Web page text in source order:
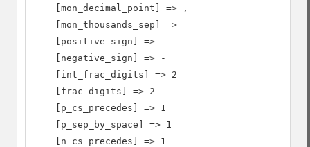
    [mon_decimal_point] => ,
    [mon_thousands_sep] =>
    [positive_sign] =>
    [negative_sign] => -
    [int_frac_digits] => 2
    [frac_digits] => 2
    [p_cs_precedes] => 1
    [p_sep_by_space] => 1
    [n_cs_precedes] => 1